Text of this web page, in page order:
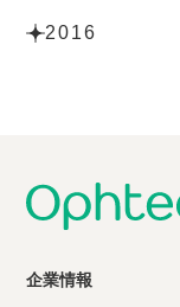
2016
企業情報